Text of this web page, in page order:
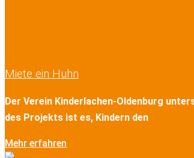
Miete ein Huhn
Der Verein Kinderlachen-Oldenburg
des Projekts ist es, Kindern den
Mehr erfahren